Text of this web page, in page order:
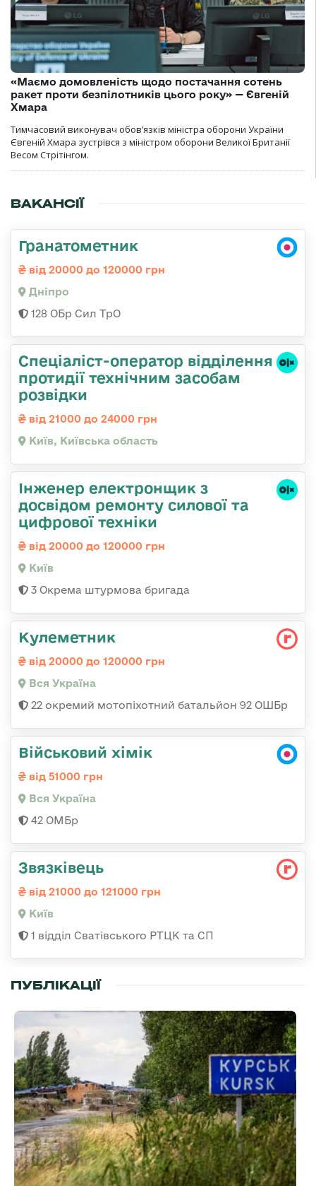
«Маємо домовленість щодо постачання сотень
ракет проти безпілотників цього року» — Євгеній
Хмара
Тимчасовий виконувач обов’язків міністра оборони України
Євгеній Хмара зустрівся з міністром оборони Великої Британії
Весом Стрітінгом.
ВАКАНСІЇ
Гранатометник
від 20000 до 120000 грн
Дніпро
128 ОБр Сил ТрО
Спеціаліст-оператор відділення
протидії технічним засобам
розвідки
від 21000 до 24000 грн
Київ, Київська область
Інженер електронщик з
досвідом ремонту силової та
цифрової техніки
від 20000 до 120000 грн
Київ
3 Окрема штурмова бригада
Кулеметник
від 20000 до 120000 грн
Вся Україна
22 окремий мотопіхотний батальйон 92 ОШБр
Військовий хімік
від 51000 грн
Вся Україна
42 ОМБр
Звязківець
від 21000 до 121000 грн
Київ
1 відділ Сватівського РТЦК та СП
ПУБЛІКАЦІЇ